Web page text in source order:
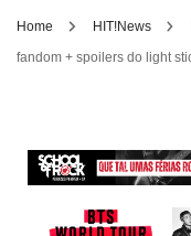
Home HIT!News
fandom + spoilers do light